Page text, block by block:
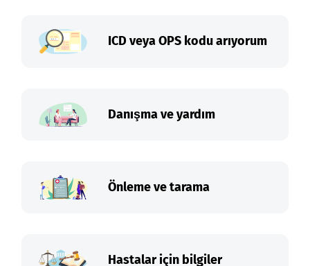
ICD veya OPS kodu arıyorum
Danışma ve yardım
Önleme ve tarama
Hastalar için bilgiler